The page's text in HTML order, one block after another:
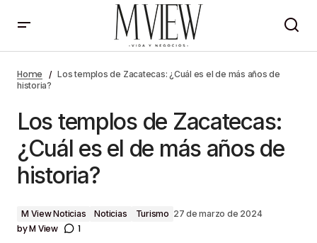
de historia?
Home
Los templos de Zacatecas: ¿Cuál es el de más años de
historia?
Los templos de Zacatecas:
¿Cuál es el de más años de
historia?
M View Noticias Noticias Turismo 27 de marzo de 2024
byM View 1